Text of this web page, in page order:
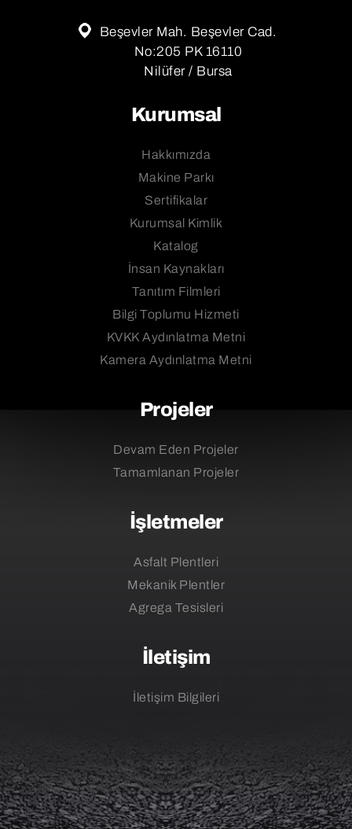
Beşevler Mah. Beşevler Cad.
No:205 PK 16110
Nilüfer / Bursa
Kurumsal
Hakkımızda
Makine Parkı
Sertifikalar
Kurumsal Kimlik
Katalog
İnsan Kaynakları
Tanıtım Filmleri
Bilgi Toplumu Hizmeti
KVKK Aydınlatma Metni
Kamera Aydınlatma Metni
Projeler
Devam Eden Projeler
Tamamlanan Projeler
İşletmeler
Asfalt Plentleri
Mekanik Plentler
Agrega Tesisleri
İletişim
İletişim Bilgileri